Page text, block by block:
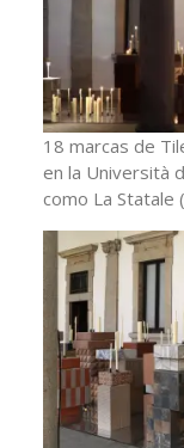
18 marcas de
en la Università
como La Statale